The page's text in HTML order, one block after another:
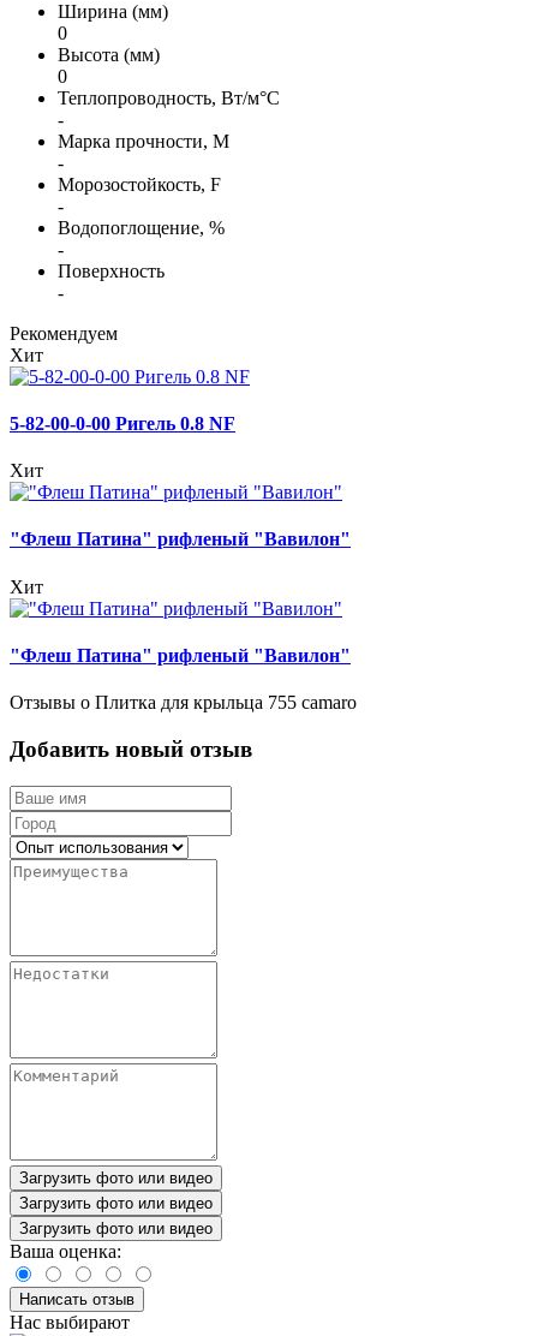
Ширина (мм)
0
Высота (мм)
0
Теплопроводность, Вт/м°С
-
Марка прочности, М
-
Морозостойкость, F
-
Водопоглощение, %
-
Поверхность
-
Рекомендуем
Хит
5-82-00-0-00 Ригель 0.8 NF
Хит
"Флеш Патина" рифленый "Вавилон"
Хит
"Флеш Патина" рифленый "Вавилон"
Отзывы о Плитка для крыльца 755 camaro
Добавить новый отзыв
Загрузить фото или видео
Загрузить фото или видео
Загрузить фото или видео
Ваша оценка:
Написать отзыв
Нас выбирают